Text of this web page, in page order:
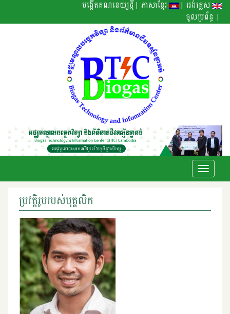
អង់គ្លេស
ភាសាខ្មែរ |
បង្កើតគណនេយ្យថ្មី |
ចូលប្រព័ន្ធ |
Toggle
ប្រវត្តិរូបរបស់បុគ្គលិក